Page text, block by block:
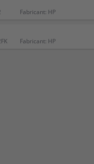
Fabricant: HP
Fabricant: HP